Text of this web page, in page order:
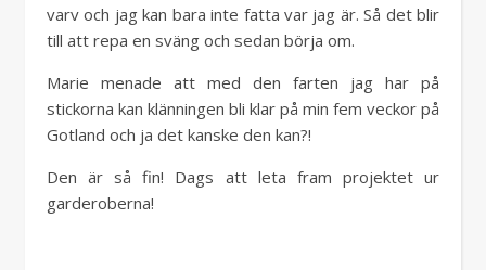
varv och jag kan bara inte fatta var jag är. Så det blir
till att repa en sväng och sedan börja om.
Marie menade att med den farten jag har på
stickorna kan klänningen bli klar på min fem veckor på
Gotland och ja det kanske den kan?!
Den är så fin! Dags att leta fram projektet ur
garderoberna!